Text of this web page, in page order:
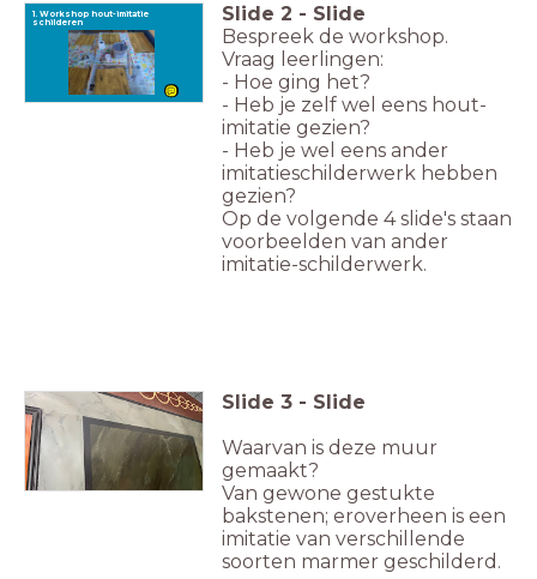
1. Workshop hout-imitatie
schilderen
Slide 2 - Slide
Bespreek de workshop.
Vraag leerlingen:
- Hoe ging het?
- Heb je zelf wel eens hout-
imitatie gezien?
- Heb je wel eens ander
imitatieschilderwerk hebben
gezien?
Op de volgende 4 slide's staan
voorbeelden van ander
imitatie-schilderwerk.
Slide 3 - Slide
Waarvan is deze muur
gemaakt?
Van gewone gestukte
bakstenen; eroverheen is een
imitatie van verschillende
soorten marmer geschilderd.